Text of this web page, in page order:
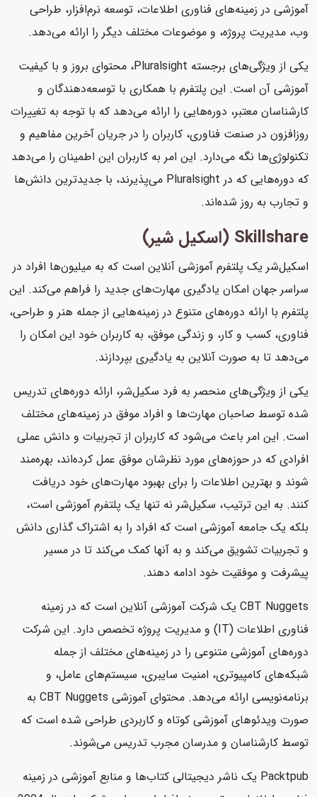
آموزشی در زمینه‌های فناوری اطلاعات، توسعه نرم‌افزار، طراحی
وب، مدیریت پروژه، و موضوعات مختلف دیگر را ارائه می‌دهد.
یکی از ویژگی‌های برجسته Pluralsight، محتوای بروز و با کیفیت
آموزشی آن است. این پلتفرم با همکاری با توسعه‌دهندگان و
کارشناسان معتبر، دوره‌هایی را ارائه می‌دهد که با توجه به تغییرات
روزافزون در صنعت فناوری، کاربران را در جریان آخرین مفاهیم و
تکنولوژی‌ها نگه می‌دارد. این امر به کاربران این اطمینان را می‌دهد
که دوره‌هایی که در Pluralsight می‌پذیرند، با جدیدترین دانش‌ها
و تجارب به روز شده‌اند.
Skillshare (اسکیل شیر)
اسکیل‌شر یک پلتفرم آموزشی آنلاین است که به میلیون‌ها افراد در
سراسر جهان امکان یادگیری مهارت‌های جدید را فراهم می‌کند. این
پلتفرم با ارائه دوره‌های متنوع در زمینه‌هایی از جمله هنر و طراحی،
فناوری، کسب و کار، و زندگی موفق، به کاربران خود این امکان را
می‌دهد تا به صورت آنلاین به یادگیری بپردازند.
یکی از ویژگی‌های منحصر به فرد سکیل‌شر، ارائه دوره‌های تدریس
شده توسط صاحبان مهارت‌ها و افراد موفق در زمینه‌های مختلف
است. این امر باعث می‌شود که کاربران از تجربیات و دانش عملی
افرادی که در حوزه‌های مورد نظرشان موفق عمل کرده‌اند، بهره‌مند
شوند و بهترین اطلاعات را برای بهبود مهارت‌های خود دریافت
کنند. به این ترتیب، سکیل‌شر نه تنها یک پلتفرم آموزشی است،
بلکه یک جامعه آموزشی است که افراد را به اشتراک گذاری دانش
و تجربیات تشویق می‌کند و به آنها کمک می‌کند تا در مسیر
پیشرفت و موفقیت خود ادامه دهند.
CBT Nuggets یک شرکت آموزشی آنلاین است که در زمینه
فناوری اطلاعات (IT) و مدیریت پروژه تخصص دارد. این شرکت
دوره‌های آموزشی متنوعی را در زمینه‌های مختلف از جمله
شبکه‌های کامپیوتری، امنیت سایبری، سیستم‌های عامل، و
برنامه‌نویسی ارائه می‌دهد. محتوای آموزشی CBT Nuggets به
صورت ویدئوهای آموزشی کوتاه و کاربردی طراحی شده است که
توسط کارشناسان و مدرسان مجرب تدریس می‌شوند.
Packtpub یک ناشر دیجیتالی کتاب‌ها و منابع آموزشی در زمینه